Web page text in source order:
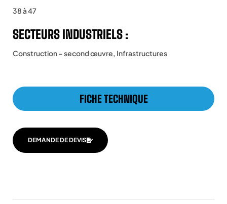
38 à 47
SECTEURS INDUSTRIELS :
Construction – second œuvre, Infrastructures
FICHE TECHNIQUE
DEMANDE DE DEVIS